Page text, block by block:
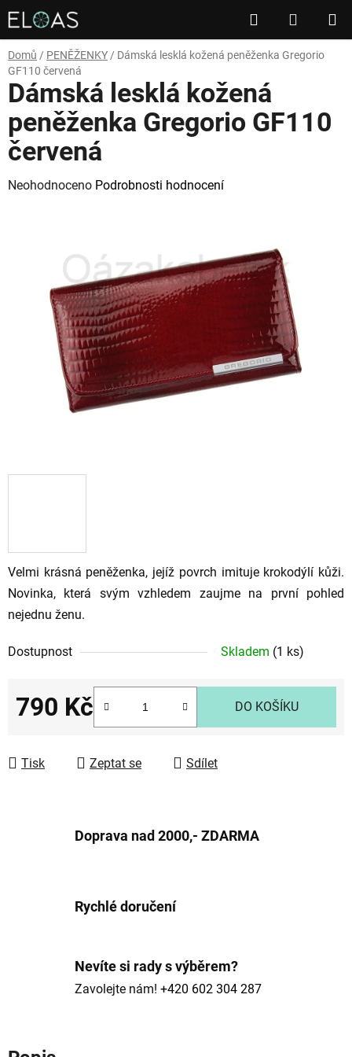
Přejít
na
obsah
Hledat
KOŠÍK
Domů / PENĚŽENKY / Dámská lesklá kožená peněženka Gregorio
GF110 červená
Velmi krásná peněženka, jejíž povrch imituje krokodýlí kůži.
Novinka, která svým vzhledem zaujme na první pohled
nejednu ženu.
Dostupnost Skladem (1 ks)
790 Kč DO KOŠÍKU
Tisk Zeptat se Sdílet
Dámská lesklá kožená
peněženka Gregorio GF110
červená
Průměrné
hvězdiček.
Neohodnoceno Podrobnosti hodnocení
Doprava nad 2000,- ZDARMA
Rychlé doručení
Nevíte si rady s výběrem?
Zavolejte nám! +420 602 304 287